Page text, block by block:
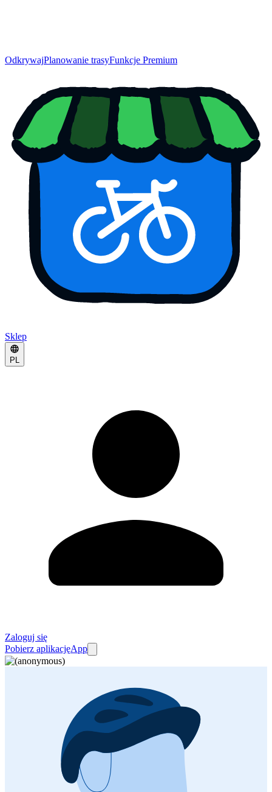
OdkrywajPlanowanie trasyFunkcje Premium
Sklep
PL
Zaloguj się
Pobierz aplikacjęApp